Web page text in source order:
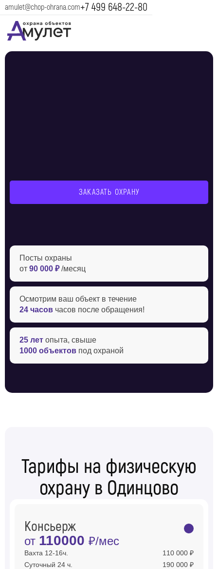
amulet@chop-ohrana.com+7 499 648-22-80
ЗАКАЗАТЬ ОХРАНУ
Посты охраны
от 90 000 ₽/месяц
Осмотрим ваш объект в течение ‍
24 часов часов после обращения!
25 лет опыта, свыше
1000 объектов под охраной
Тарифы на физическую
охрану в Одинцово
Консьерж
от 110000 ₽/мес
Вахта 12-16ч.
110 000 ₽
Суточный 24 ч.
190 000 ₽